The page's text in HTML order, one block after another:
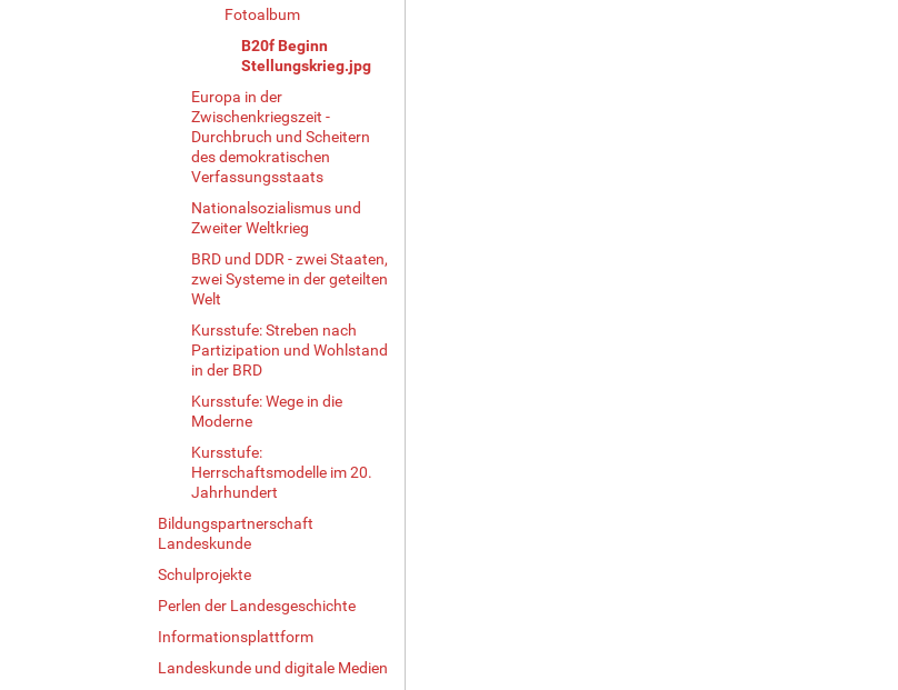
Fotoalbum
B20f Beginn
Stellungskrieg.jpg
Europa in der
Zwischenkriegszeit -
Durchbruch und Scheitern
des demokratischen
Verfassungsstaats
Nationalsozialismus und
Zweiter Weltkrieg
BRD und DDR - zwei Staaten,
zwei Systeme in der geteilten
Welt
Kursstufe: Streben nach
Partizipation und Wohlstand
in der BRD
Kursstufe: Wege in die
Moderne
Kursstufe:
Herrschaftsmodelle im 20.
Jahrhundert
Bildungspartnerschaft
Landeskunde
Schulprojekte
Perlen der Landesgeschichte
Informationsplattform
Landeskunde und digitale Medien